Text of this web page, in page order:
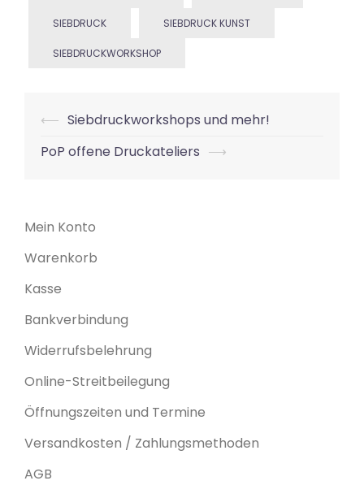
SIEBDRUCK SIEBDRUCK KUNST
SIEBDRUCKWORKSHOP
Beitrags-
⟵ Siebdruckworkshops und mehr!
PoP offene Druckateliers ⟶
Mein Konto
Warenkorb
Kasse
Bankverbindung
Widerrufsbelehrung
Online-Streitbeilegung
Öffnungszeiten und Termine
Versandkosten / Zahlungsmethoden
AGB